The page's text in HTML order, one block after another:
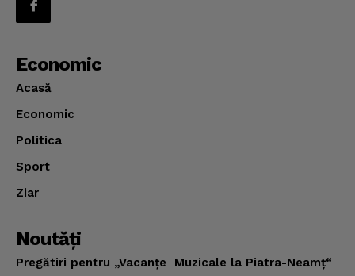
Economic
Acasă
Economic
Politica
Sport
Ziar
Noutăţi
Pregătiri pentru „Vacanţe Muzicale la Piatra-Neamţ“